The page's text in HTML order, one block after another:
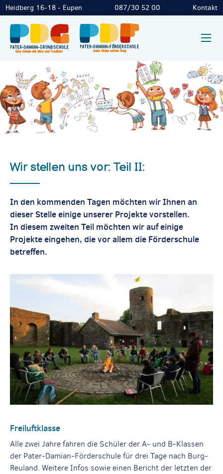
Heidberg 16-18 - Eupen 087/30 52 00 Kontakt
Wir stellen uns vor: Teil II:
In den kommenden Tagen möchten wir Ihnen an
dieser Stelle einige unserer Projekte vorstellen.
In diesem zweiten Teil möchten wir auf einige
Projekte eingehen, die vor allem die Förderschule
betreffen.
Freiluftklasse
Alle zwei Jahre fahren die Schüler der A- und B-Klassen
der Pater-Damian-Förderschule für drei Tage nach Burg-
Reuland. Weitere Infos sowie einen Bericht der letzten der